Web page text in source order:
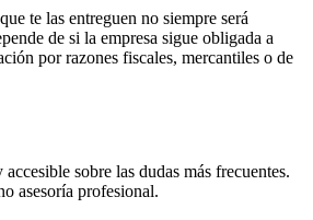
te las entreguen no siempre será
de si la empresa sigue obligada a
por razones fiscales, mercantiles o de
sobre las dudas más frecuentes.
asesoría profesional.